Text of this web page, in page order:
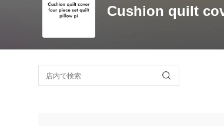
Cushion quilt